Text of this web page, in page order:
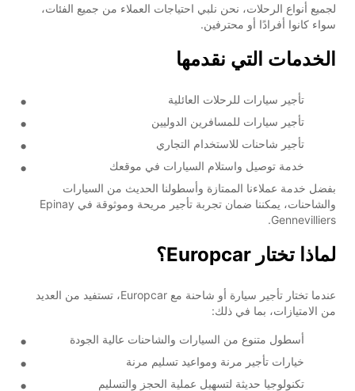
لجميع أنواع الرحلات، نحن نلبي احتياجات العملاء من جميع الفئات،
سواء كانوا أفرادًا أو محترفين.
الخدمات التي نقدمها
تأجير سيارات للرحلات العائلية
تأجير سيارات للمسافرين الدوليين
تأجير شاحنات للاستخدام التجاري
خدمة توصيل واستلام السيارات في موقعك
بفضل خدمة عملاءنا الممتازة وأسطولنا الحديث من السيارات
والشاحنات، يمكننا ضمان تجربة تأجير مريحة وموثوقة في Epinay
Gennevilliers.
لماذا تختار Europcar؟
عندما تختار تأجير سيارة أو شاحنة مع Europcar، تستفيد من العديد
من الامتيازات، بما في ذلك:
أسطول متنوع من السيارات والشاحنات عالية الجودة
خيارات تأجير مرنة ومواعيد تسليم مرنة
تكنولوجيا حديثة لتسهيل عملية الحجز والتسليم